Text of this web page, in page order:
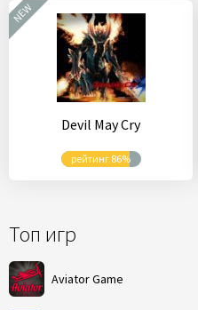
Топ игр
Aviator Game
Devil May Cry
рейтинг 86%
NEW